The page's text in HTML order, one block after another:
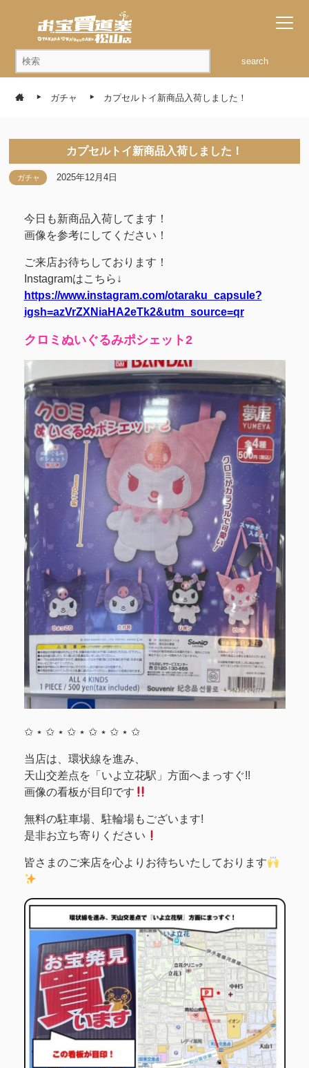
search
ガチャ カプセルトイ新商品入荷しました！
カプセルトイ新商品入荷しました！
ガチャ 2025年12月4日
今日も新商品入荷してます！
画像を参考にしてください！
ご来店お待ちしております！
Instagramはこちら↓
https://www.instagram.com/otaraku_capsule?
igsh=azVrZXNiaHA2eTk2&utm_source=qr
クロミぬいぐるみポシェット2
✩ ⋆ ✩ ⋆ ✩ ⋆ ✩ ⋆ ✩ ⋆ ✩
当店は、環状線を進み、
天山交差点を「いよ立花駅」方面へまっすぐ!!
画像の看板が目印です
無料の駐車場、駐輪場もございます!
是非お立ち寄りください
皆さまのご来店を心よりお待ちいたしております